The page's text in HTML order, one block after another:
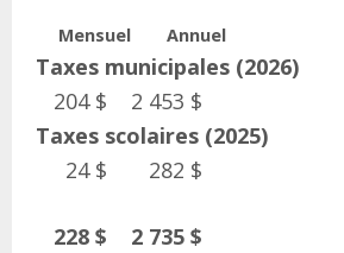
Mensuel Annuel
Taxes municipales (2026)
204 $
2 453 $
Taxes scolaires (2025)
24 $
282 $
228 $ 2 735 $